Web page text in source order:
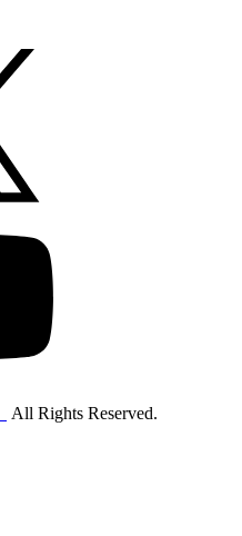
All Rights Reserved.